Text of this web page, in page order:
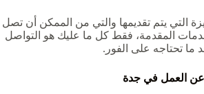
التي يتم تقديمها والتي من الممكن أن تصل
الخدمات المقدمة، فقط كل ما عليك هو التواصل
ما تحتاجه على الفور.
عن العمل في جدة